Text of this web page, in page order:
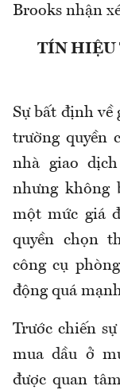
Brooks nhận
TÍN HIỆU
Sự bất định
trường quyền
nhà giao
nhưng không
một mức giá
quyền chọn
công cụ
động quá
Trước chiến
mua dầu ở
được quan